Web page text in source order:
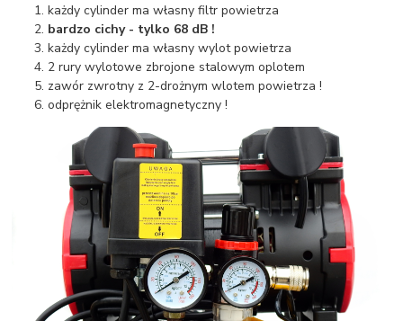
każdy cylinder ma własny filtr powietrza
bardzo cichy - tylko 68 dB !
każdy cylinder ma własny wylot powietrza
2 rury wylotowe zbrojone stalowym oplotem
zawór zwrotny z 2-drożnym wlotem powietrza !
odprężnik elektromagnetyczny !